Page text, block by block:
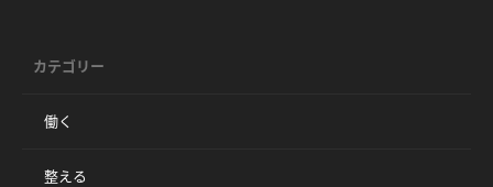
カテゴリー
働く
整える